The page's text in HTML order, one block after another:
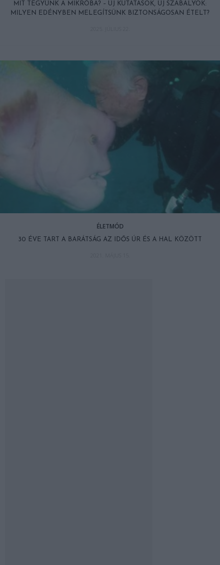
MIT TEGYÜNK A MIKRÓBA? – ÚJ KUTATÁSOK, ÚJ SZABÁLYOK:
MILYEN EDÉNYBEN MELEGÍTSÜNK BIZTONSÁGOSAN ÉTELT?
ÉLETMÓD
30 ÉVE TART A BARÁTSÁG AZ IDŐS ÚR ÉS A HAL KÖZÖTT